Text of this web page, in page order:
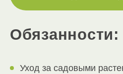
Обязанности:
Уход за садовыми